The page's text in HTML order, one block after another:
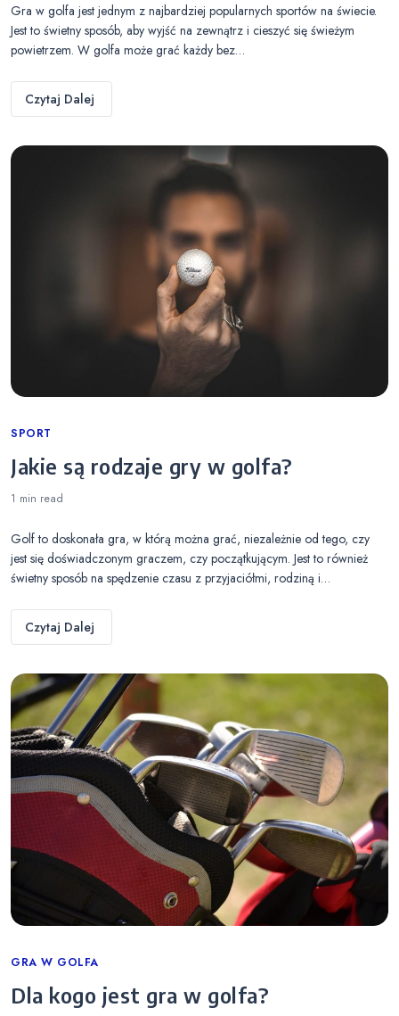
Gra w golfa jest jednym z najbardziej popularnych sportów na świecie.
Jest to świetny sposób, aby wyjść na zewnątrz i cieszyć się świeżym
powietrzem. W golfa może grać każdy bez…
Czytaj Dalej
Categories
SPORT
Jakie są rodzaje gry w golfa?
1 min read
Golf to doskonała gra, w którą można grać, niezależnie od tego, czy
jest się doświadczonym graczem, czy początkującym. Jest to również
świetny sposób na spędzenie czasu z przyjaciółmi, rodziną i…
Czytaj Dalej
Categories
GRA W GOLFA
Dla kogo jest gra w golfa?